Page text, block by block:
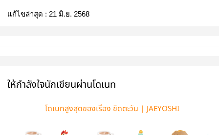
แก้ไขล่าสุด : 21 มิ.ย. 2568
ให้กำลังใจนักเขียนผ่านโดเนท
โดเนทสูงสุดของเรื่อง ชิดตะวัน | JAEYOSHI